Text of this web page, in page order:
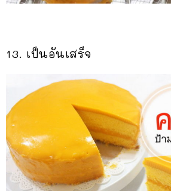
13. เป็นอันเสร็จ